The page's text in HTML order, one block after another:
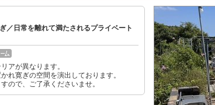
／日常を離れて満たされるプライベート
アが異なります。
れ寛ぎの空間を演出しております。
ので、ご了承くださいませ。